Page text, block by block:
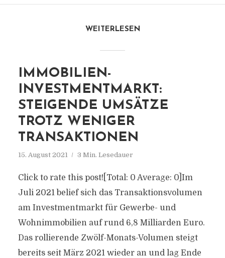
WEITERLESEN
IMMOBILIEN-
INVESTMENTMARKT:
STEIGENDE UMSÄTZE
TROTZ WENIGER
TRANSAKTIONEN
15. August 2021 3 Min. Lesedauer
Click to rate this post![Total: 0 Average: 0]Im
Juli 2021 belief sich das Transaktionsvolumen
am Investmentmarkt für Gewerbe- und
Wohnimmobilien auf rund 6,8 Milliarden Euro.
Das rollierende Zwölf-Monats-Volumen steigt
bereits seit März 2021 wieder an und lag Ende